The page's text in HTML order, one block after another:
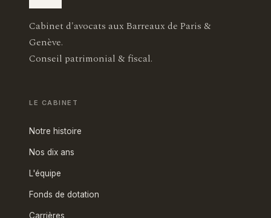
Cabinet d'avocats aux Barreaux de Paris &
Genève.
Conseil patrimonial & fiscal.
LE CABINET
Notre histoire
Nos dix ans
L'équipe
Fonds de dotation
Carrières